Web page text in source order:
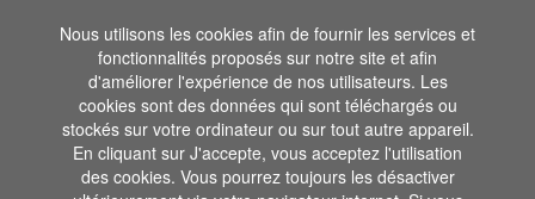
Les données affichées ici, particulièrement la
base de donnée complète, ne doivent pas être
copiées. Il est interdit d'exploiter les données ou
la base de données complète, de laisser un tiers
les exploiter, ni de les rendre accessible à un tiers, sans accord préalable de
TecDoc. Toute infraction constitue une violation des droits d'auteur et fera
Nous utilisons les cookies afin de fournir les services et
fonctionnalités proposés sur notre site et afin
d'améliorer l'expérience de nos utilisateurs. Les
cookies sont des données qui sont téléchargés ou
stockés sur votre ordinateur ou sur tout autre appareil.
En cliquant sur J'accepte, vous acceptez l'utilisation
des cookies. Vous pourrez toujours les désactiver